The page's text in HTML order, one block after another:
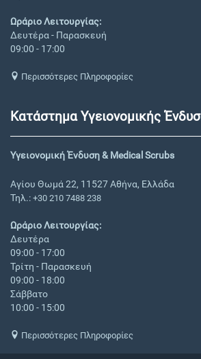
Ωράριο Λειτουργίας:
Δευτέρα - Παρασκευή
09:00 - 17:00
Περισσότερες Πληροφορίες
Κατάστημα Υγειονομικής
Υγειονομική Ένδυση & Medical Scrubs
Αγίου Θωμά 22, 11527 Αθήνα, Ελλάδα
Τηλ.: +30 210 7488 238
Ωράριο Λειτουργίας:
Δευτέρα
09:00 - 17:00
Τρίτη - Παρασκευή
09:00 - 18:00
Σάββατο
10:00 - 15:00
Περισσότερες Πληροφορίες